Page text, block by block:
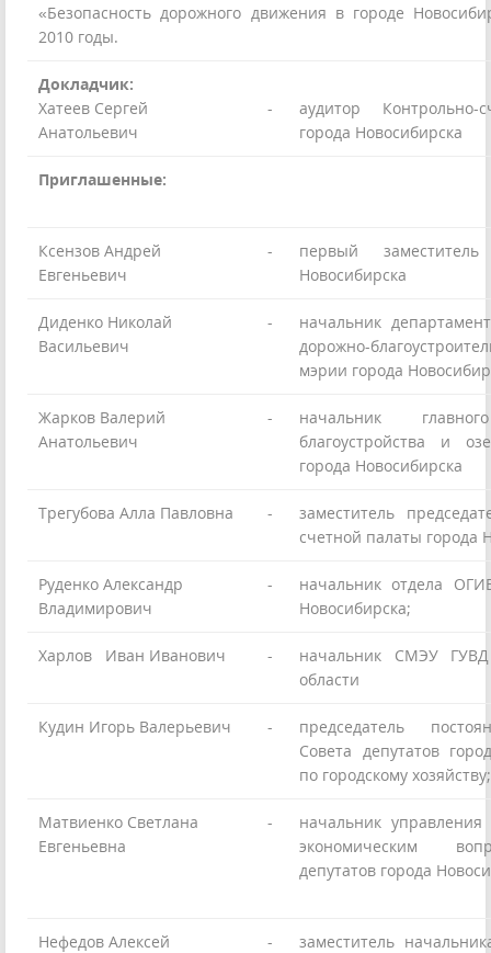
«Безопасность дорожного движения в городе
2010 годы.
Докладчик:
Хатеев Сергей
Анатольевич
-
аудитор Контрольно-
города Новосибирска
Приглашенные:
Ксензов Андрей
Евгеньевич
-
первый
Новосибирска
Диденко Николай
Васильевич
-
начальник
дорожно-
мэрии города
Жарков Валерий
Анатольевич
-
начальник
благоустройства и
города Новосибирска
Трегубова Алла Павловна -
заместитель
счетной палаты города
Руденко Александр
Владимирович
-
начальник отдела
Новосибирска;
Харлов Иван Иванович -
начальник СМЭУ ГУВД
области
Кудин Игорь Валерьевич -
председатель
Совета депутатов
по городскому хозяйству;
Матвиенко Светлана
Евгеньевна
-
начальник
экономическим
депутатов города
Нефедов Алексей
-
заместитель